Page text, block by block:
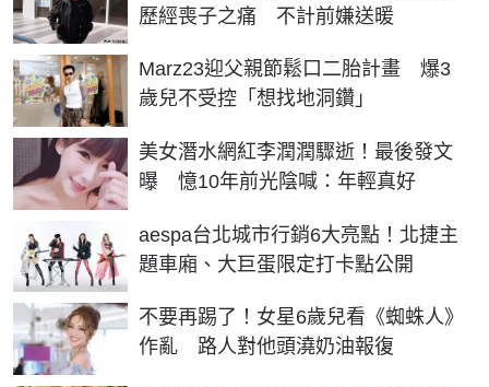
歷經喪子之痛 不計前嫌送暖
Marz23迎父親節鬆口二胎計畫 爆3
歲兒不受控「想找地洞鑽」
美女潛水網紅李潤潤驟逝！最後發文
曝 憶10年前光陰喊：年輕真好
aespa台北城市行銷6大亮點！北捷主
題車廂、大巨蛋限定打卡點公開
不要再踢了！女星6歲兒看《蜘蛛人》
作亂 路人對他頭澆奶油報復